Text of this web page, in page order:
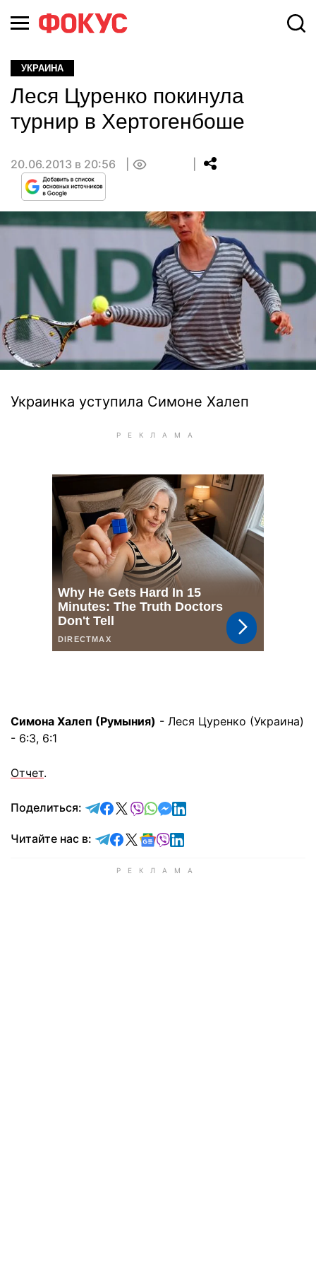
УКРАИНА
Леся Цуренко покинула
турнир в Хертогенбоше
20.06.2013 в 20:56
Украинка уступила Симоне Халеп
Симона Халеп (Румыния) - Леся Цуренко (Украина)
- 6:3, 6:1
Отчет.
Поделиться: отправить в Telegram
поделиться в Facebook
поделиться в X
отправить в Viber
отправить в Whatsapp
отправить в Messenger
отправить в LinkedIn
Читайте нас в: Читайте в Telegram
Читайте в Facebook
Читайте в X
Читайте в Google news
Читайте в Viber
Читайте в LinkedIn